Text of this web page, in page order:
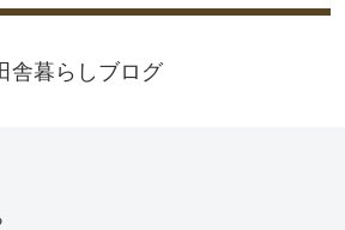
舎暮らしブログ